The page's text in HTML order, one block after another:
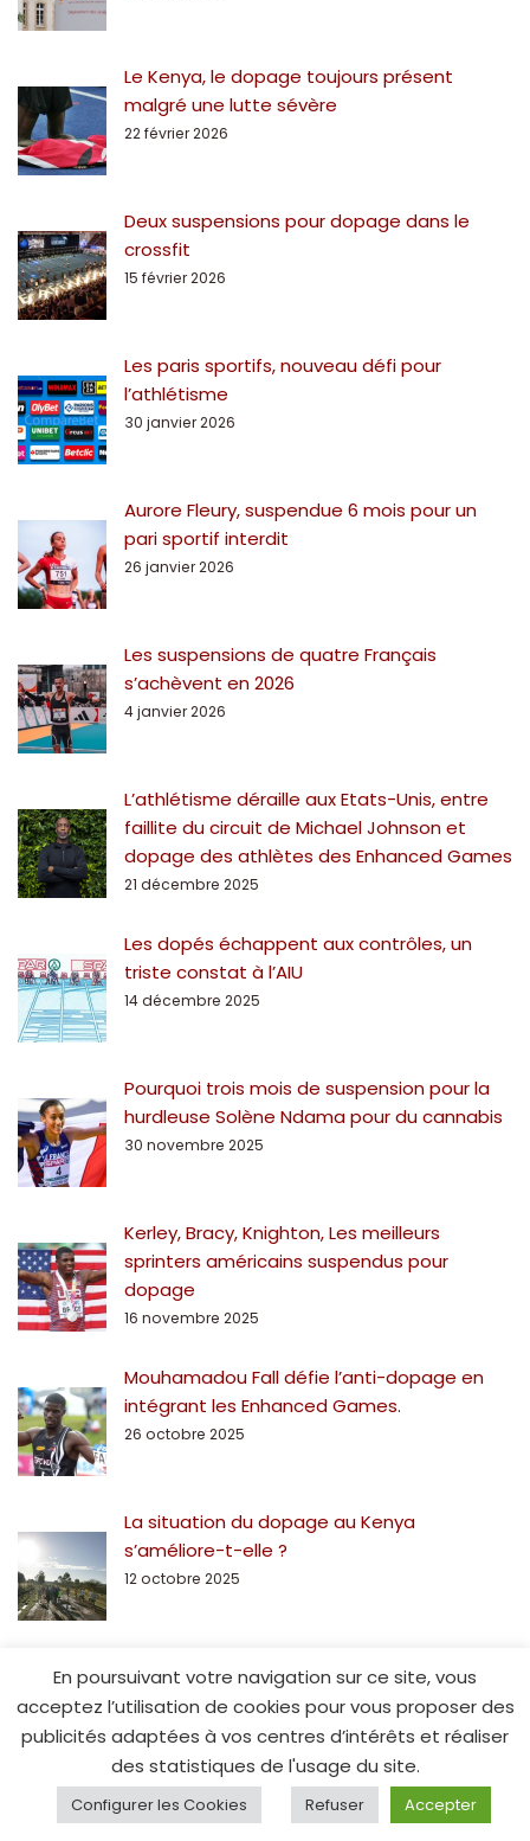
Le Kenya, le dopage toujours présent
malgré une lutte sévère
22 février 2026
Deux suspensions pour dopage dans le
crossfit
15 février 2026
Les paris sportifs, nouveau défi pour
l’athlétisme
30 janvier 2026
Aurore Fleury, suspendue 6 mois pour un
pari sportif interdit
26 janvier 2026
Les suspensions de quatre Français
s’achèvent en 2026
4 janvier 2026
L’athlétisme déraille aux Etats-Unis, entre
faillite du circuit de Michael Johnson et
dopage des athlètes des Enhanced Games
21 décembre 2025
Les dopés échappent aux contrôles, un
triste constat à l’AIU
14 décembre 2025
Pourquoi trois mois de suspension pour la
hurdleuse Solène Ndama pour du cannabis
30 novembre 2025
Kerley, Bracy, Knighton, Les meilleurs
sprinters américains suspendus pour
dopage
16 novembre 2025
Mouhamadou Fall défie l’anti-dopage en
intégrant les Enhanced Games.
26 octobre 2025
La situation du dopage au Kenya
s’améliore-t-elle ?
12 octobre 2025
© Spe15.fr - 2014
ACCUEIL
SPE15 CONTACT MENTIONS LÉGALES
En poursuivant votre navigation sur ce site, vous
acceptez l’utilisation de cookies pour vous proposer des
publicités adaptées à vos centres d’intérêts et réaliser
des statistiques de l'usage du site.
Configurer les Cookies Refuser Accepter